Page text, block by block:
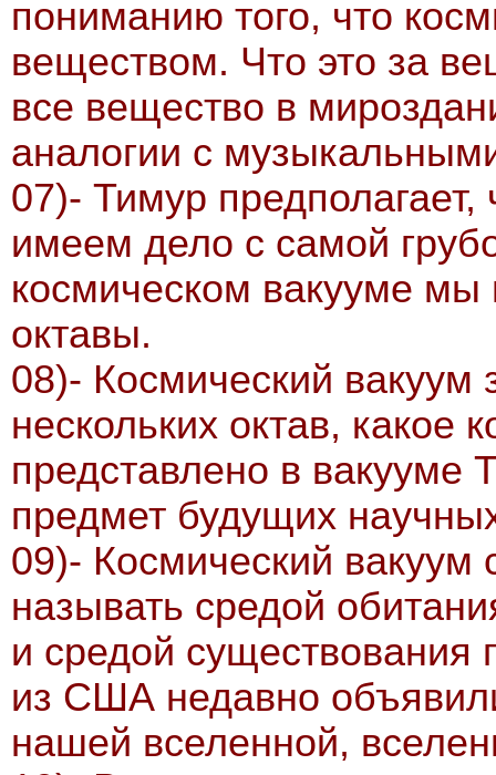
пониманию того, что
веществом. Что это за
все вещество в
аналогии с
07)- Тимур
имеем дело с самой
космическом вакууме
октавы.
08)- Космический
нескольких октав, какое
представлено в вакууме
предмет будущих
09)- Космический
называть средой
и средой существования
из США недавно
нашей вселенной,